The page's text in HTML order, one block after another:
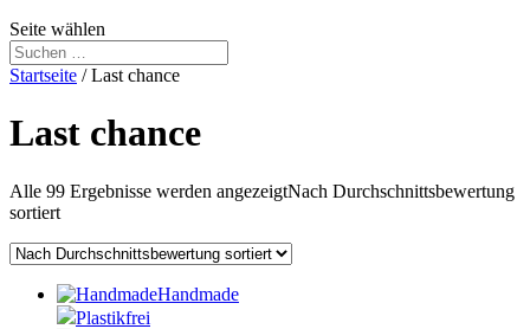
Seite wählen
Startseite / Last chance
Last chance
Alle 99 Ergebnisse werden angezeigtNach Durchschnittsbewertung
sortiert
Handmade
Plastikfrei